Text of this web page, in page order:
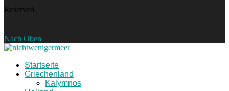
Reserved.
Nach Oben
Startseite
Griechenland
Kalymnos